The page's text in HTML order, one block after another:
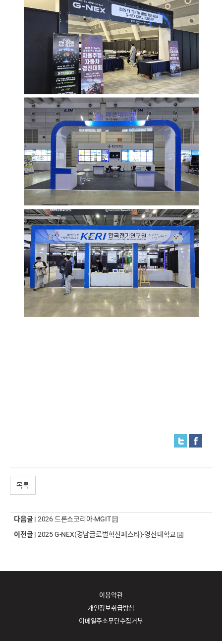
목록
다음글 | 2026 드론쇼코리아-MGIT
이전글 | 2025 G-NEX(경남글로벌혁신페스타)-영산대학교
이용약관
개인정보취급방침
이메일주소무단수집거부